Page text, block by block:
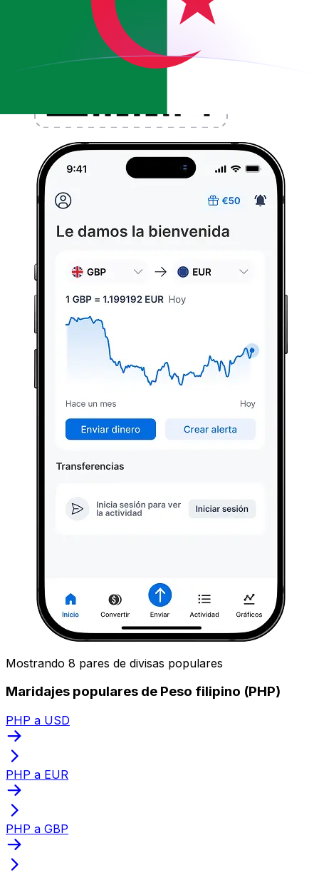
Mostrando 8 pares de divisas populares
Maridajes populares de Peso filipino (PHP)
PHP a USD
PHP a EUR
PHP a GBP